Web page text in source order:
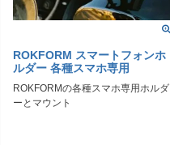
ROKFORM スマートフォンホ
ルダー 各種スマホ専用
ROKFORMの各種スマホ専用ホルダ
ーとマウント